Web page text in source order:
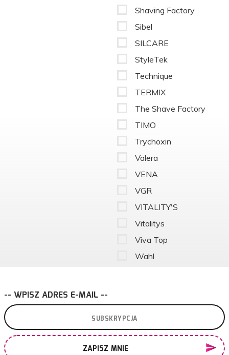
Shaving Factory
Sibel
SILCARE
StyleTek
Technique
TERMIX
The Shave Factory
TIMO
Trychoxin
Valera
VENA
VGR
VITALITY'S
Vitalitys
Viva Top
Wahl
-- WPISZ ADRES E-MAIL --
ZAPISZ MNIE